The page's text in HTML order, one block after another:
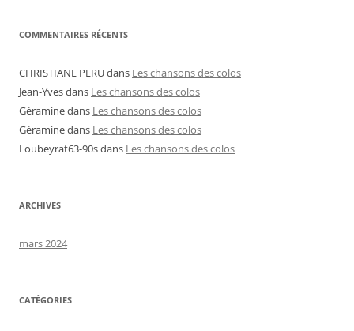
COMMENTAIRES RÉCENTS
CHRISTIANE PERUdans Les chansons des colos
Jean-Yvesdans Les chansons des colos
Géraminedans Les chansons des colos
Géraminedans Les chansons des colos
Loubeyrat63-90sdans Les chansons des colos
ARCHIVES
mars 2024
CATÉGORIES